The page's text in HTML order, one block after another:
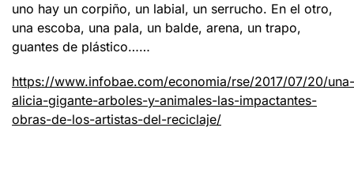
uno hay un corpiño, un labial, un serrucho. En el otro,
una escoba, una pala, un balde, arena, un trapo,
guantes de plástico……
https://www.infobae.com/economia/rse/2017/07/20/una-
alicia-gigante-arboles-y-animales-las-impactantes-
obras-de-los-artistas-del-reciclaje/